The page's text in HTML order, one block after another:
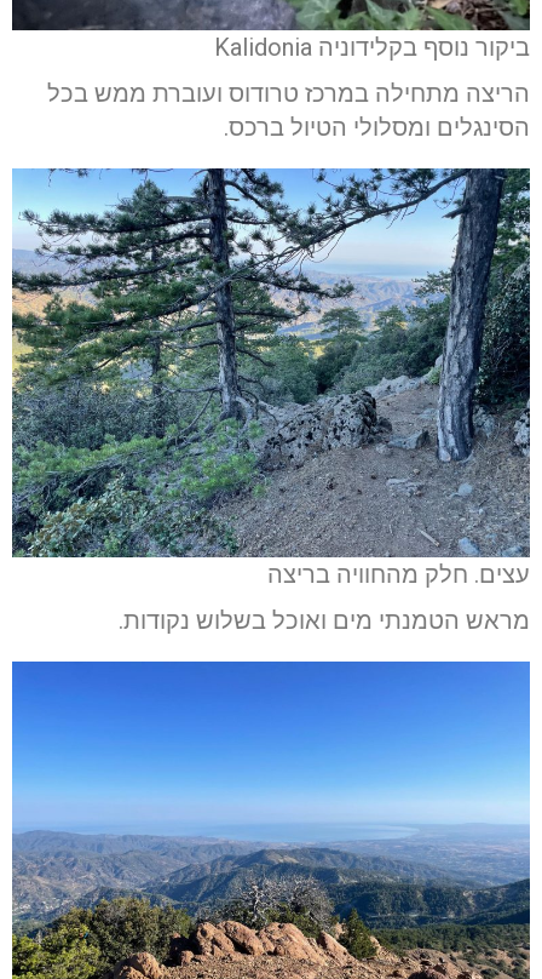
ביקור נוסף בקלידוניה Kalidonia
הריצה מתחילה במרכז טרודוס ועוברת ממש בכל
הסינגלים ומסלולי הטיול ברכס.
עצים. חלק מהחוויה בריצה
מראש הטמנתי מים ואוכל בשלוש נקודות.